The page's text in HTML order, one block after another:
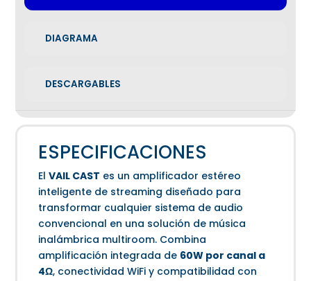
DIAGRAMA
DESCARGABLES
ESPECIFICACIONES
ElVAIL CAST es un amplificador estéreo
inteligente de streaming diseñado para
transformar cualquier sistema de audio
convencional en una solución de música
inalámbrica multiroom. Combina
amplificación integrada de 60W por canal a
4Ω, conectividad WiFi y compatibilidad con